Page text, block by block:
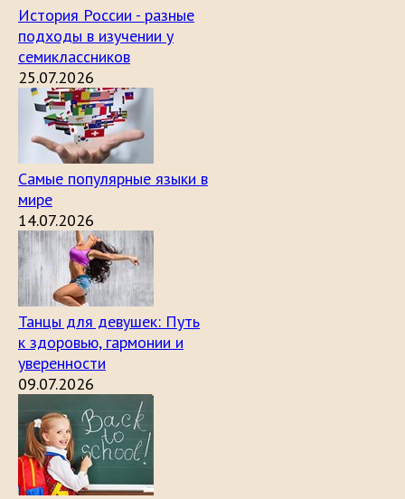
История России - разные
подходы в изучении у
семиклассников
25.07.2026
Самые популярные языки в
мире
14.07.2026
Танцы для девушек: Путь
к здоровью, гармонии и
уверенности
09.07.2026